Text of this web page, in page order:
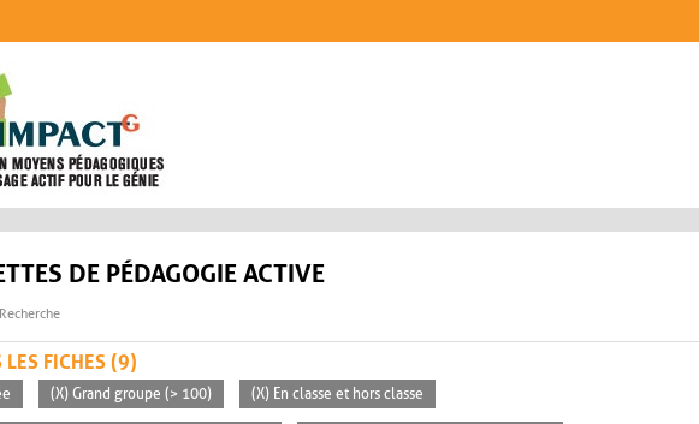
DE PÉDAGOGIE ACTIVE
Recherche
LES FICHES (9)
(X) Grand groupe (> 100) (X) En classe et hors classe